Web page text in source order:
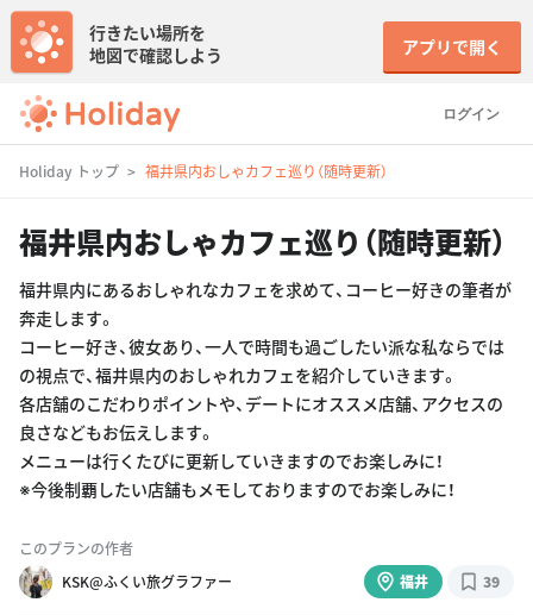
ログイン
行きたい場所を
地図で確認しよう
アプリで開く
Holiday トップ 福井県内おしゃカフェ巡り（随時更新）
福井県内おしゃカフェ巡り（随時更新）
福井県内にあるおしゃれなカフェを求めて、コーヒー好きの筆者が
奔走します。
コーヒー好き、彼女あり、一人で時間も過ごしたい派な私ならでは
の視点で、福井県内のおしゃれカフェを紹介していきます。
各店舗のこだわりポイントや、デートにオススメ店舗、アクセスの
良さなどもお伝えします。
メニューは行くたびに更新していきますのでお楽しみに！
※今後制覇したい店舗もメモしておりますのでお楽しみに！
このプランの作者
KSK@ふくい旅グラファー
福井 39